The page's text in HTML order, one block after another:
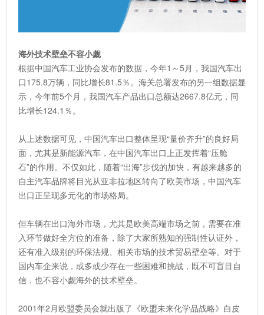
海外技术壁垒不容小觑
根据中国汽车工业协会发布的数据，今年1～5月，我国汽车出
口175.8万辆，同比增长81.5％。海关总署发布的另一组数据显
示，今年前5个月，我国汽车产品出口总额达2667.8亿元，同
比增长124.1％。
从上述数据可见，中国汽车出口整体呈现“量价齐升”的良好局
面，尤其是新能源汽车，在中国汽车出口上正发挥着“压舱
石”的作用。不仅如此，随着“出海”步伐的加快，有越来越多的
自主汽车品牌将目光从亚非拉地区转向了欧美市场，中国汽车
出口正呈现多元化的市场格局。
但车辆在出口海外市场，尤其是欧美高端市场之前，需要在准
入环节做好全方位的准备，除了大家所熟知的强制性认证外，
还有准入级别的环保法规、相关市场的技术贸易壁垒等。对于
国内车企来说，或多或少存在一些困难和挑战，既不可盲目自
信，也不容小觑海外的技术壁垒。
2001年2月欧盟委员会就出版了《欧盟未来化学品战略》白皮